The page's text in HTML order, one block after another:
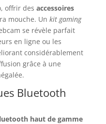
offrir des accessoires
mouche. Un kit gaming
se révèle parfait
en ligne ou les
considérablement
grâce à une
Bluetooth
haut de gamme